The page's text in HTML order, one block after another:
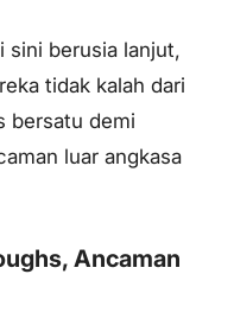
sini berusia lanjut,
tidak kalah dari
bersatu demi
luar angkasa
Ancaman